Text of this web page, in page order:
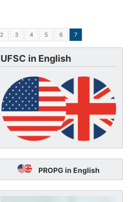
2 3 4 5 6 7
UFSC in English
PROPG in English